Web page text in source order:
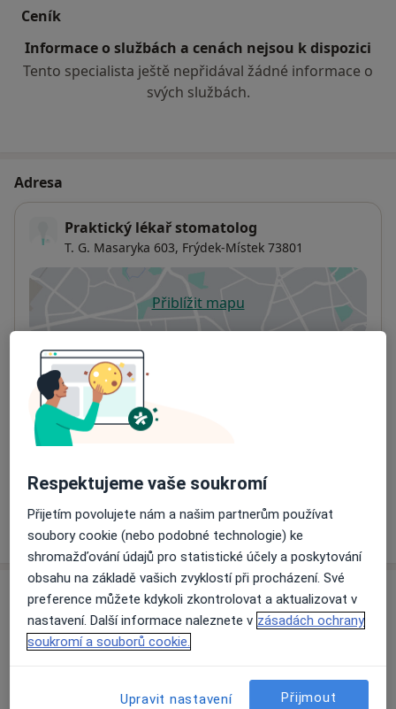
Ceník
Informace o službách a cenách nejsou k dispozici
Tento specialista ještě nepřidával žádné informace o
svých službách.
Adresa
Praktický lékař stomatolog
T. G. Masaryka 603, Frýdek-Místek 73801
Přiblížit mapuse otevře v nové záložce
Dostupnost
Na této adrese online kalendář není aktivní
Co mám v takové situaci udělat?
Způsoby platby (soukromé návštěvy)
Detaily
Víceo adrese
Názory
Přidejte svůj názor
Respektujeme vaše soukromí
Přijetím povolujete nám a našim partnerům používat
soubory cookie (nebo podobné technologie) ke
shromažďování údajů pro statistické účely a poskytování
obsahu na základě vašich zvyklostí při procházení. Své
preference můžete kdykoli zkontrolovat a aktualizovat v
nastavení. Další informace naleznete v zásadách ochrany
soukromí a souborů cookie.
Upravit nastavení Přijmout